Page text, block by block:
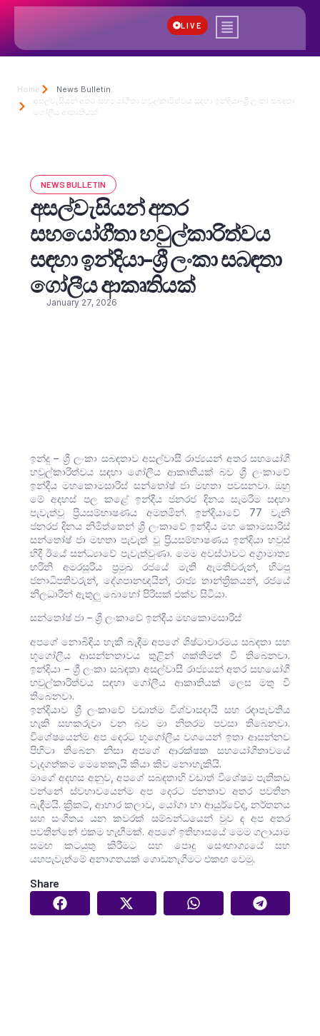
LIVE
Home
News Bulletin
අසල්වැසියන් අතර සහයෝගීතා හවුල්කාරිත්වය සඳහා ඉන්දියා-ශ්‍රී ලංකා සබඳතා
ගෝලීය ආකෘතියක්
NEWS BULLETIN
අසල්වැසියන් අතර
සහයෝගීතා හවුල්කාරිත්වය
සඳහා ඉන්දියා-ශ්‍රී ලංකා සබඳතා
ගෝලීය ආකෘතියක්
January 27, 2026
ඉන්දු – ශ්‍රී ලංකා සබඳතාව අසල්වාසී රාජ්‍යයන් අතර සහයෝගී
හවුල්කාරිත්වය ස‍ඳහා ගෝලීය ආකෘතියක් බව ශ්‍රී ලංකාවේ
ඉන්දීය මහකොමසාරිස් සන්තෝෂ් ජා මහතා පවසනවා. ඔහු
මේ අදහස් පල කළේ ඉන්දීය ජනරජ දිනය සැමරීම සඳහා
පැවැත්වූ ප්‍රියසම්භාෂණය අමතමින්. ඉන්දියාවේ 77 වැනි
ජනරජ දිනය නිමිත්තෙන් ශ්‍රී ලංකාවේ ඉන්දීය මහ කොමසාරිස්
සන්තෝෂ් ජා මහතා පැවැත් වූ ප්‍රියසම්භාෂණය ඉන්දියා හවුස්
හිදී ඊයේ සන්ධ්‍යාවේ පැවැත්වුණා. මෙම අවස්ථාවට අග්‍රාමාත්‍ය
හරිනි අමරසූරිය ප්‍රමුඛ රජයේ මැති ඇමතිවරුන්, හිටපු
ජනාධිපතිවරුන්, දේශපානඥයින්, රාජ්‍ය තාන්ත්‍රිකයන්, රජයේ
නිලධාරීන් ඇතුලු බොහෝ පිරිසක් එක්ව සිටියා.
සන්තෝෂ් ජා – ශ්‍රී ලංකාවේ ඉන්දීය මහකොමසාරිස්
අපගේ නොබිඳිය හැකි බැඳීම අපගේ ශිෂ්ටාචාරමය සබඳතා සහ
භූගෝලීය ආසන්නතාවය තුළින් ශක්තිමත් වී තිබෙනවා.
ඉන්දියා – ශ්‍රී ලංකා සබඳතා අසල්වාසී රාජ්‍යයන් අතර සහයෝගී
හවුල්කාරිත්වය ස‍ඳහා ගෝලීය ආකෘතියක් ලෙස මතු වී
තිබෙනවා.
ඉන්දියාව ශ්‍රී ලංකාවේ වඩාත්ම විශ්වාසදායි සහ රඳාපැවතිය
හැකි සහකරුවා වන බව මා නිතරම පවසා තිබෙනවා.
විශේෂයෙන්ම අප දෙරට භූගෝලීය වශයෙන් ඉතා ආසන්නව
පිහිටා තිබෙන නිසා අපගේ ආරක්ෂක සහයෝගීතාවයේ
වැදගත්කම මෙතෙකැයි කියා කිව නොහැකියි.
මාගේ අදහස අනුව, අපගේ සබඳතාහි වඩාත් විශේෂම පැතිකඩ
වන්නේ ස්වභාවයෙන්ම අප දෙරට ජනතාව අතර පවතින
බැඳීමයි. ක්‍රිකට්, ආහාර කලාව, යෝගා හා ආයුර්වේද, නර්තනය
සහ සංගීතය යන කවරක් සම්බන්ධයෙන් වුව ද අප අතර
පවතින්නේ එකම හැඟීමක්. අපගේ ඉතිහාසයේ මෙම ගලායාම
සමඟ කටයුතු කිරීමට සහ පොදු සෞභාග්‍යයේ සහ
යහපැවැත්මේ අනාගතයක් ගොඩනැගීමට එකඟ වෙමු.
Share